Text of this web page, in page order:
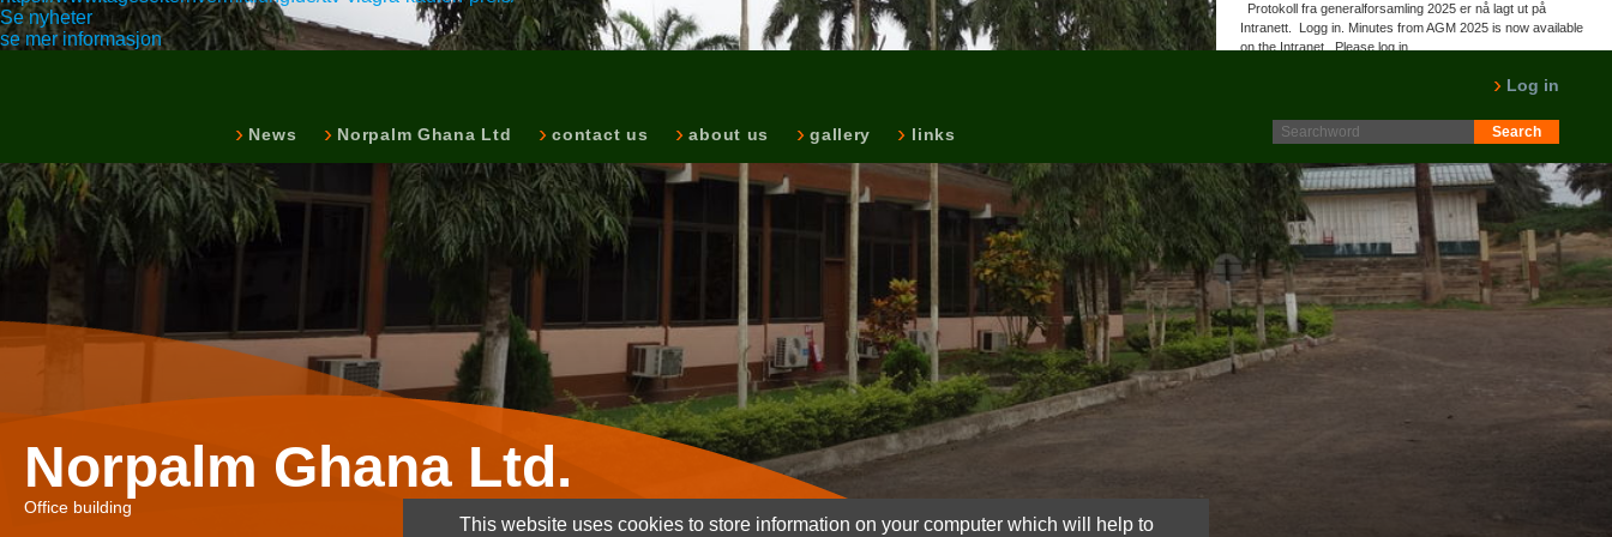
Se nyheter
se mer informasjon
News Norpalm Ghana Ltd contact us about us gallery links
Log in
Protokoll fra generalforsamling 2025 er nå lagt ut på
Intranett. Logg in. Minutes from AGM 2025 is now available
on the Intranet. Please log in.
Norpalm Ghana Ltd.
Office building
This website uses cookies to store information on your computer which will help to